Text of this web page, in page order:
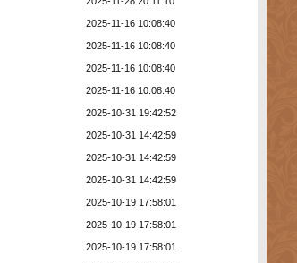
2025-11-16 10:08:40
2025-11-16 10:08:40
2025-11-16 10:08:40
2025-11-16 10:08:40
2025-10-31 19:42:52
2025-10-31 14:42:59
2025-10-31 14:42:59
2025-10-31 14:42:59
2025-10-19 17:58:01
2025-10-19 17:58:01
2025-10-19 17:58:01